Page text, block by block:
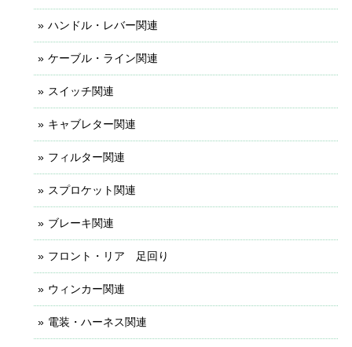
ハンドル・レバー関連
ケーブル・ライン関連
スイッチ関連
キャブレター関連
フィルター関連
スプロケット関連
ブレーキ関連
フロント・リア 足回り
ウィンカー関連
電装・ハーネス関連